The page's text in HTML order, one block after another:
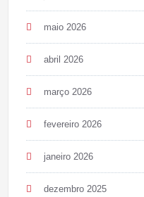
maio 2026
abril 2026
março 2026
fevereiro 2026
janeiro 2026
dezembro 2025